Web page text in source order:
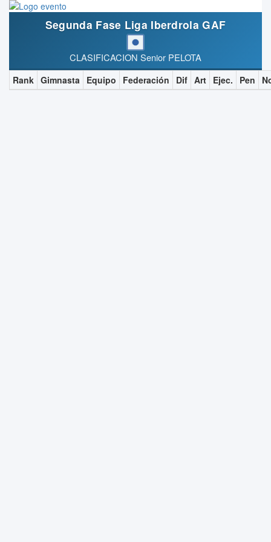
Segunda Fase Liga Iberdrola GAF
CLASIFICACION Senior PELOTA
Rank Gimnasta Equipo Federación Dif Art Ejec. Pen